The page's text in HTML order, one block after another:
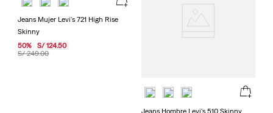
Jeans Mujer Levi's 721 High Rise
Skinny
S/ 249.00
50% S/ 124.50
Jeans Hombre Levi's 510 Skinny